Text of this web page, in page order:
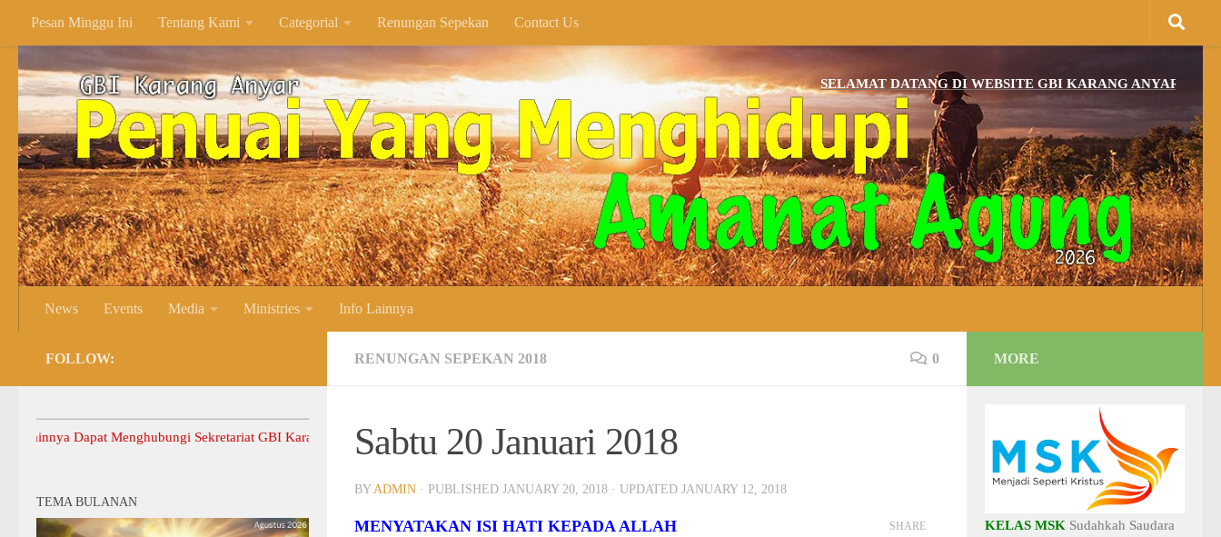
Skip to content
Pesan Minggu Ini Tentang Kami Categorial Renungan Sepekan Contact Us
SELAMAT DATANG DI WEBSITE GBI KARANG ANYAR DAN BAGI
News Events Media Ministries Info Lainnya
RENUNGAN SEPEKAN 2018 0
Sabtu 20 Januari 2018
BYADMIN · PUBLISHED JANUARY 20, 2018 · UPDATED JANUARY 12, 2018
MENYATAKAN ISI HATI KEPADA ALLAH
SHARE
FOLLOW:
Dapat Menghubungi Sekretariat GBI Karang Anyar.
TEMA BULANAN
MORE
KELAS MSK Sudahkah Saudara